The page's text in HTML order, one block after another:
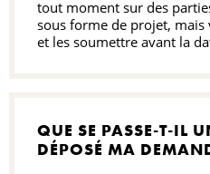
tout moment sur des
sous forme de projet,
et les soumettre avant la
QUE SE PASSE-T-IL
DÉPOSÉ MA